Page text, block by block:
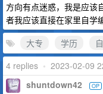
方向有点迷惑，我是应该
者我应该直接在家里自学
大专
学历
4 replies • 2023-02-09
shuntdown42 OP